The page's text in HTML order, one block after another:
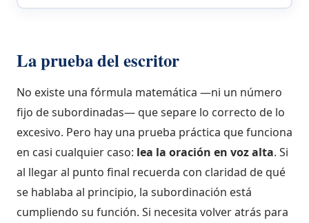
La prueba del escritor
No existe una fórmula matemática —ni un número
fijo de subordinadas— que separe lo correcto de lo
excesivo. Pero hay una prueba práctica que funciona
en casi cualquier caso: lea la oración en voz alta. Si
al llegar al punto final recuerda con claridad de qué
se hablaba al principio, la subordinación está
cumpliendo su función. Si necesita volver atrás para